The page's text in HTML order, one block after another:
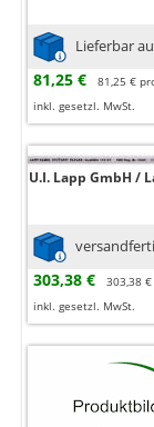
Lieferbar
81,25 €
81,25 €
inkl. gesetzl. MwSt.
U.I. Lapp GmbH /
303,38 €
303,38
inkl. gesetzl. MwSt.